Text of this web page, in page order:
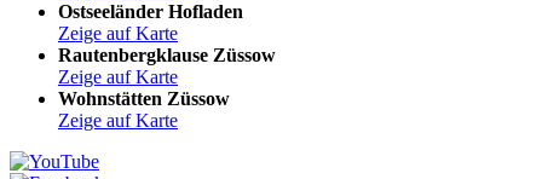
Ostseeländer Hofladen
Zeige auf Karte
Rautenbergklause Züssow
Zeige auf Karte
Wohnstätten Züssow
Zeige auf Karte